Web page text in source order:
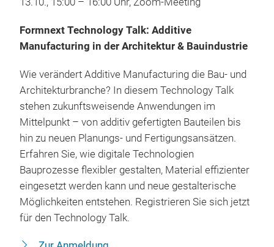
Formnext Technology Talk: Additive
Manufacturing in der Architektur & Bauindustrie
Wie verändert Additive Manufacturing die Bau- und
Architekturbranche? In diesem Technology Talk
stehen zukunftsweisende Anwendungen im
Mittelpunkt – von additiv gefertigten Bauteilen bis
hin zu neuen Planungs- und Fertigungsansätzen.
Erfahren Sie, wie digitale Technologien
Bauprozesse flexibler gestalten, Material effizienter
eingesetzt werden kann und neue gestalterische
Möglichkeiten entstehen. Registrieren Sie sich jetzt
für den Technology Talk.